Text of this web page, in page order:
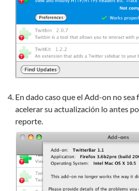
En dado caso que el Add-on no
acelerar su actualización lo antes
reporte.